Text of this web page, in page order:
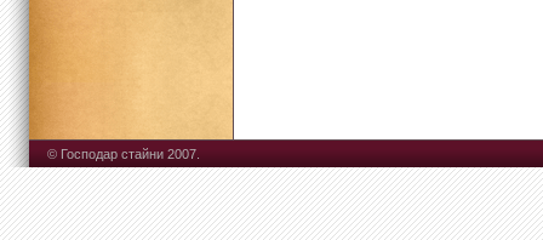
© Господар стайни 2007.